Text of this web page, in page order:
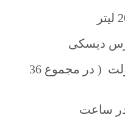
18 عدد باتری 2 ولت ( در مجموع 36